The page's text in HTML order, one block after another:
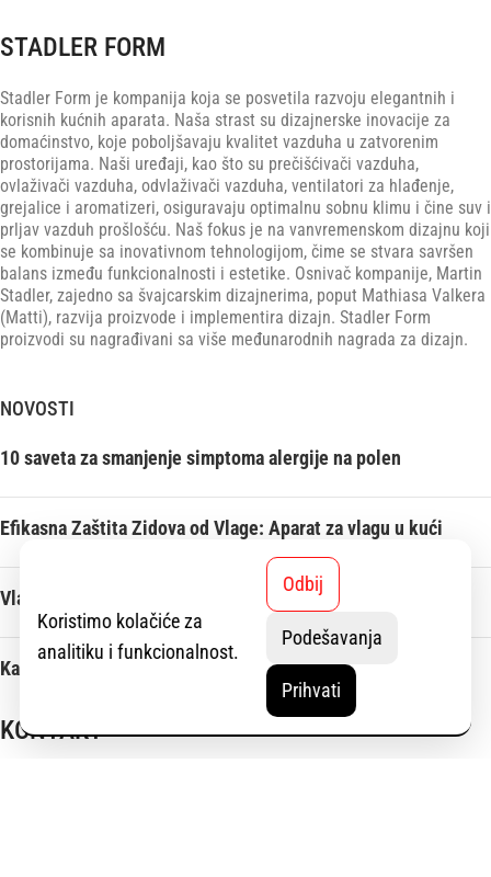
STADLER FORM
Stadler Form je kompanija koja se posvetila razvoju elegantnih i
korisnih kućnih aparata. Naša strast su dizajnerske inovacije za
domaćinstvo, koje poboljšavaju kvalitet vazduha u zatvorenim
prostorijama. Naši uređaji, kao što su prečišćivači vazduha,
ovlaživači vazduha, odvlaživači vazduha, ventilatori za hlađenje,
grejalice i aromatizeri, osiguravaju optimalnu sobnu klimu i čine suv i
prljav vazduh prošlošću. Naš fokus je na vanvremenskom dizajnu koji
se kombinuje sa inovativnom tehnologijom, čime se stvara savršen
balans između funkcionalnosti i estetike. Osnivač kompanije, Martin
Stadler, zajedno sa švajcarskim dizajnerima, poput Mathiasa Valkera
(Matti), razvija proizvode i implementira dizajn. Stadler Form
proizvodi su nagrađivani sa više međunarodnih nagrada za dizajn.
NOVOSTI
10 saveta za smanjenje simptoma alergije na polen
Efikasna Zaštita Zidova od Vlage: Aparat za vlagu u kući
Vlaga u kući: Rešenje za vlagu i buđ po zidovima
Kako rashladiti kuću bez klime: četiri jednostavna saveta
KONTAKT
Koristimo kolačiće za
analitiku i funkcionalnost.
Odbij
Podešavanja
Prihvati